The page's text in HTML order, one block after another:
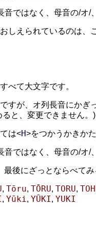
音ではなく、母音の/オ/
しえられているのは、
べて大文字です。
すが、オ列長音にかぎ
と、変更できません。)
は<H>をつかうかきか
音ではなく、母音の/オ/
後にざっとならべてみ
, Tōru, TŌRU, TORU,
, Yūki, YŪKI, YUKI